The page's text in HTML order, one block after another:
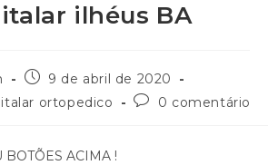
ilhéus BA
9 de abril de 2020
ortopedico
0 comentário
ACIMA !